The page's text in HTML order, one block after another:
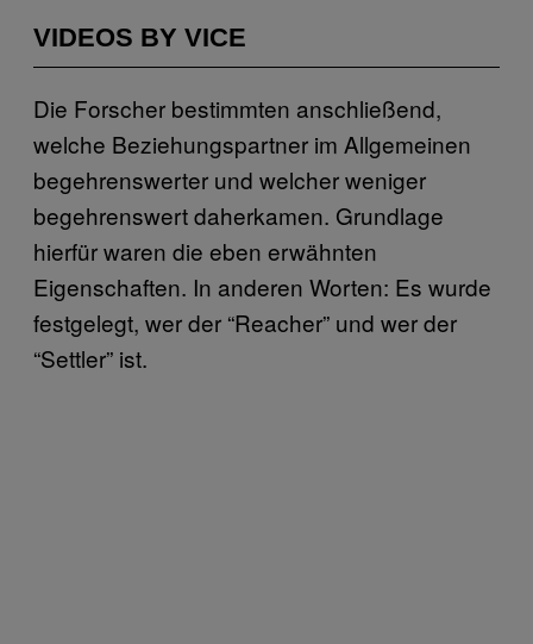
VIDEOS BY VICE
Die Forscher bestimmten anschließend,
welche Beziehungspartner im Allgemeinen
begehrenswerter und welcher weniger
begehrenswert daherkamen. Grundlage
hierfür waren die eben erwähnten
Eigenschaften. In anderen Worten: Es wurde
festgelegt, wer der “Reacher” und wer der
“Settler” ist.